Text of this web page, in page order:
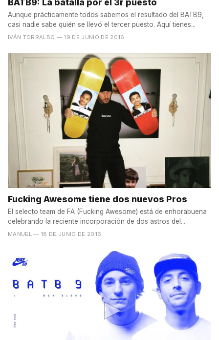
BATB9: La batalla por el 3r puesto
Aunque prácticamente todos sabemos el resultado del BATB9,
casi nadie sabe quién se llevó el tercer puesto. Aquí tienes...
IVÁN TORRALBO — 19 DE JUNIO DE 2016
Fucking Awesome tiene dos nuevos Pros
El selecto team de FA (Fucking Awesome) está de enhorabuena
celebrando la reciente incorporación de dos astros del...
MANUEL — 18 DE JUNIO DE 2016